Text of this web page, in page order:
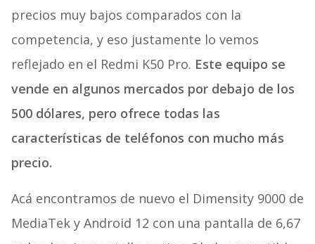
precios muy bajos comparados con la
competencia, y eso justamente lo vemos
reflejado en el Redmi K50 Pro. Este equipo se
vende en algunos mercados por debajo de los
500 dólares, pero ofrece todas las
características de teléfonos con mucho más
precio.
Acá encontramos de nuevo el Dimensity 9000 de
MediaTek y Android 12 con una pantalla de 6,67